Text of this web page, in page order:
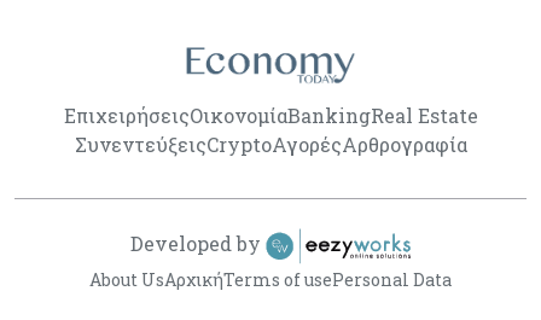
ΕπιχειρήσειςΟικονομίαBankingReal Estate
ΣυνεντεύξειςCryptoΑγορέςΑρθρογραφία
About UsΑρχικήTerms of usePersonal Data
Developed by